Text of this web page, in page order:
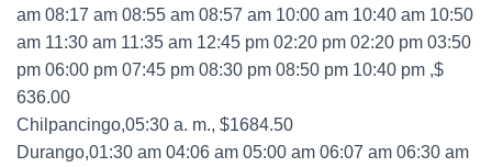
am 08:17 am 08:55 am 08:57 am 10:00 am 10:40 am 10:50
am 11:30 am 11:35 am 12:45 pm 02:20 pm 02:20 pm 03:50
pm 06:00 pm 07:45 pm 08:30 pm 08:50 pm 10:40 pm ,$
636.00
Chilpancingo,05:30 a. m., $1684.50
Durango,01:30 am 04:06 am 05:00 am 06:07 am 06:30 am